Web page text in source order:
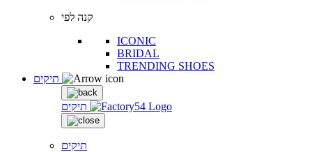
קנה לפי
ICONIC
BRIDAL
TRENDING SHOES
תיקים
תיקים